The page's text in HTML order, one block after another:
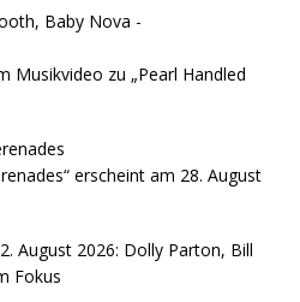
Musikvideo zu „Pearl Handled
erscheint am 28. August
August 2026: Dolly Parton, Bill
Fokus